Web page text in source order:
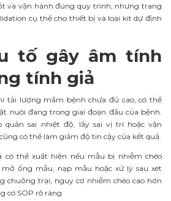
và vận hành đúng quy trình, nhưng trang
cụ thể cho thiết bị và loại kit dự định
tố gây âm tính
tính giả
tải lượng mầm bệnh chưa đủ cao, có thể
nuôi đang trong giai đoạn đầu của bệnh.
quản sai nhiệt độ, lấy sai vị trí hoặc vận
có thể làm giảm độ tin cậy của kết quả.
có thể xuất hiện nếu mẫu bị nhiễm chéo
ống mẫu, nạp mẫu hoặc xử lý sau xét
chuồng trại, nguy cơ nhiễm chéo cao hơn
có SOP rõ ràng.